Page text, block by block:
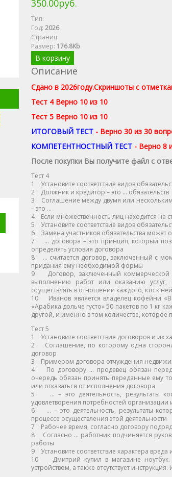
350.00руб.
Тип:
Год: 2026
Страниц:
Размер: 176.8Kb
В корзину
Описание
Сдано в 2026году.Скриншоты с
Тест 4 Верно 10 из 10
Тест 5 Верно 10 из 10
ИТОГОВЫЙ ТЕСТ - Верно 30 из 30
КОМПЕТЕНТНОСТНЫЙ ТЕСТ- Верно 8
После покупки Вы получите файл с
Тест 4
1 Установите соответствие видов
2 Должник и кредитор – это … обязательств
3 Соглашение между двумя или
– это …
4 Если множественность лиц находится на
5 Установите соответствие видов
6 Замена участников обязательства может
7 … договора – это принцип, который
определять условия договора
8 … считается договор, заключенный с
придания ему необходимой формы
9 Договор, заключенный коммерческой
выполнению работ или оказанию услуг,
осуществлять в отношении каждого, кто к
10 Иванов является владелец кофейни
«Арабика дольче густо» 50 пакетов по 1 кг
другой, и именно в том количестве, которое
Тест 5
1 Установите соответствие договоров и их
2 Соглашение, по которому одна сторона
договор
3 Примером договора отчуждения
4 По договору … продавец обязан
очередь обязан принять переданные ему
или отказаться от исполнения договора
5 … – это деятельность, результаты
удовлетворения потребностей организации
6 … – это деятельность, результаты
процессе осуществления этой деятельности
7 Рабочее время, согласно договору
8 Согласно … работник подчиняется
работы
9 Установите соответствие характера
10 Дмитрий купил в магазине ноутбук.
устройством, а также отсутствует